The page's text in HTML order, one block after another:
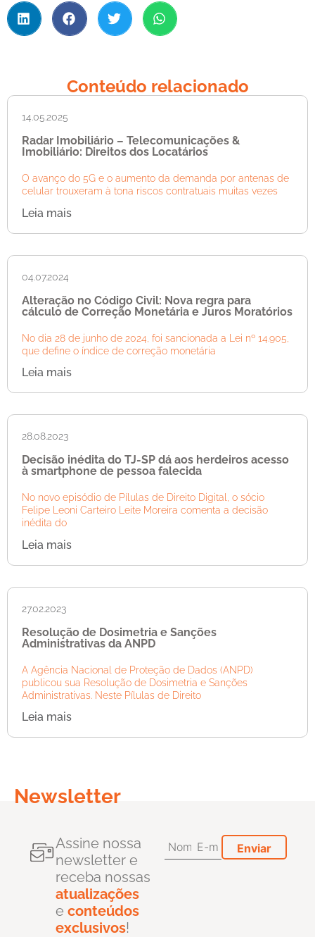
Conteúdo relacionado
14.05.2025
Radar Imobiliário – Telecomunicações &
Imobiliário: Direitos dos Locatários
O avanço do 5G e o aumento da demanda por antenas de
celular trouxeram à tona riscos contratuais muitas vezes
Leia mais
04.07.2024
Alteração no Código Civil: Nova regra para
cálculo de Correção Monetária e Juros Moratórios
No dia 28 de junho de 2024, foi sancionada a Lei nº 14.905,
que define o índice de correção monetária
Leia mais
28.08.2023
Decisão inédita do TJ-SP dá aos herdeiros acesso
à smartphone de pessoa falecida
No novo episódio de Pílulas de Direito Digital, o sócio
Felipe Leoni Carteiro Leite Moreira comenta a decisão
inédita do
Leia mais
27.02.2023
Resolução de Dosimetria e Sanções
Administrativas da ANPD
A Agência Nacional de Proteção de Dados (ANPD)
publicou sua Resolução de Dosimetria e Sanções
Administrativas. Neste Pílulas de Direito
Leia mais
Newsletter
Assine nossa
newsletter e
receba nossas
atualizações
e conteúdos
exclusivos!